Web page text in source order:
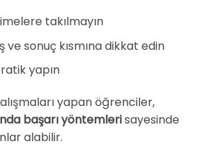
takılmayın
ve sonuç kısmına dikkat edin
yapın
yapan öğrenciler,
başarı yöntemlerisayesinde
alabilir.